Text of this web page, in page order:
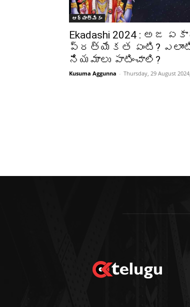
ఆధ్యాత్మికం
Ekadashi 2024 : అజ
ప్రత్యేకత ఏంటి?
నియమాలు పాటించాలి?
Kusuma Aggunna - Thursday, 29 August